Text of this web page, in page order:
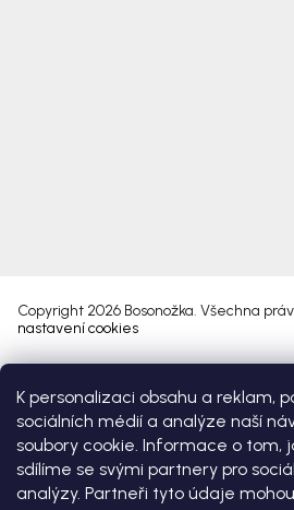
K personalizaci obsahu a reklam,
sociálních médií a analýze naší
soubory cookie. Informace o tom,
sdílíme se svými partnery pro
analýzy. Partneři tyto údaje
Copyright 2026 Bosonožka. Všechna
nastavení cookies